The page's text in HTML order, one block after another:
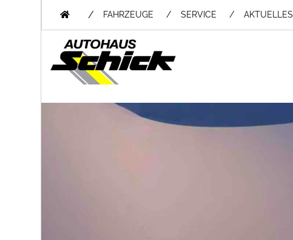
/ FAHRZEUGE SERVICE AKTUELLES